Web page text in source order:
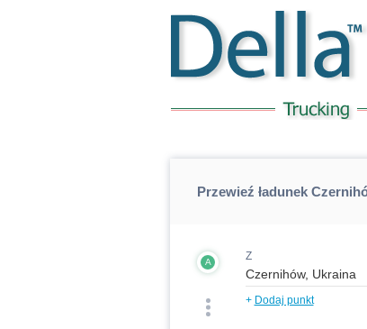
Przewieź ładunek
A Z
+ Dodaj punkt